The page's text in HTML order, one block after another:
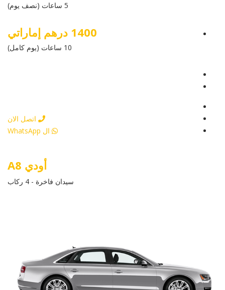
5 ساعات (نصف يوم)
1400 درهم إماراتي
10 ساعات (يوم كامل)
اتصل الان
ال WhatsApp
أودي A8
سيدان فاخرة - 4 ركاب